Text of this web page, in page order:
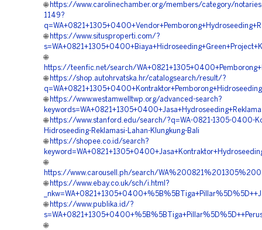
🌐 https://www.carolinechamber.org/members/category/
1149?
🌐 https://www.situsproperti.com/?
🌐
https://teenfic.net/search/
🌐 https://shop.autohrvatska.hr/catalogsearch/result/?
🌐 https://www.westamwelltwp.org/advanced-search?
🌐 https://www.stanford.edu/search/?q=WA-0821-1305-0400-
Hidroseeding-Reklamasi-Lahan-Klungkung-Bali
🌐 https://shopee.co.id/search?
🌐
https://www.carousell.ph/search/
🌐 https://www.ebay.co.uk/sch/i.html?
🌐 https://www.publika.id/?
🌐